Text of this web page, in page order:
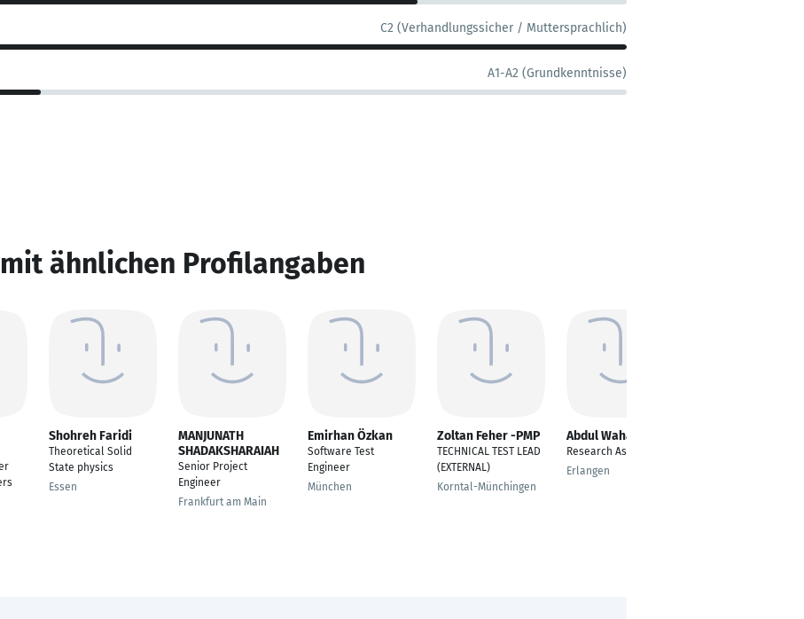
C2 (Verhandlungssicher / Muttersprachlich)
A1-A2 (Grundkenntnisse)
ähnlichen Profilangaben
Shohreh Faridi
Theoretical Solid
State physics
Essen
MANJUNATH
SHADAKSHARAIAH
Senior Project
Engineer
Frankfurt am Main
Emirhan Özkan
Software Test
Engineer
München
Zoltan Feher -PMP
TECHNICAL TEST LEAD
(EXTERNAL)
Korntal-Münchingen
Abdul Wahaj
Research Assistant
Erlangen